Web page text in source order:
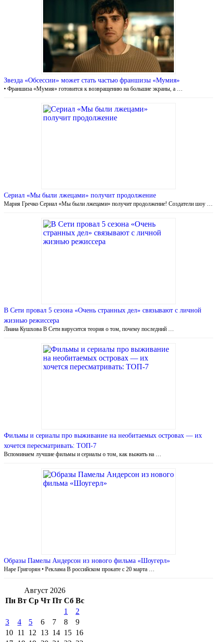
Звезда «Обсессии» может стать частью франшизы «Мумия»
• Франшиза «Мумия» готовится к возвращению на большие экраны, а …
Сериал «Мы были лжецами» получит продолжение
Мария Гречко Сериал «Мы были лжецами» получит продолжение! Создатели шоу …
В Сети провал 5 сезона «Очень странных дел» связывают с личной
жизнью режиссера
Лиана Кушхова В Сети вирусится теория о том, почему последний …
Фильмы и сериалы про выживание на необитаемых островах — их
хочется пересматривать: ТОП-7
Вспоминаем лучшие фильмы и сериалы о том, как выжить на …
Образы Памелы Андерсон из нового фильма «Шоугерл»
Наре Григорян • Реклама В российском прокате с 20 марта …
Август 2026
Пн Вт Ср Чт Пт Сб Вс
1
2
3
4 5 6 7 8
9
10 11 12 13 14 15 16